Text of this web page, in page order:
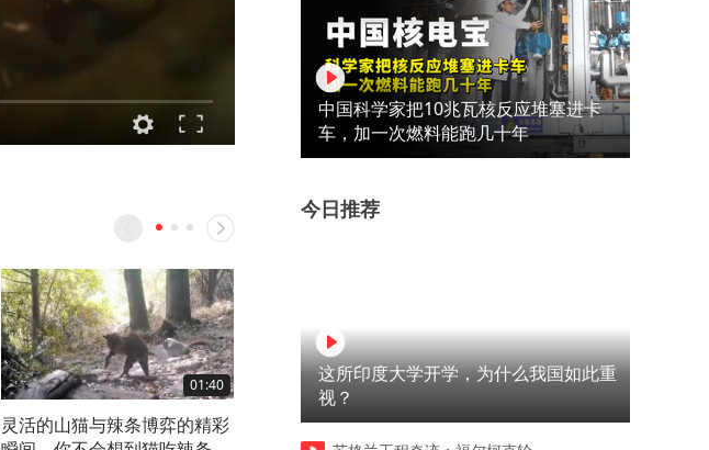
01:40
灵活的山猫与辣条博弈的精彩
02:46
最残酷的狼族法则！血亲不容
别去招惹守护孩子的野兽，
中国科学家把10兆瓦核反应堆塞进卡
车，加一次燃料能跑几十年
今日推荐
这所印度大学开学，为什么我国如此重
视？